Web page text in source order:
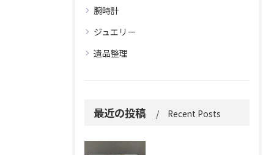
腕時計
ジュエリー
遺品整理
最近の投稿 Recent Posts